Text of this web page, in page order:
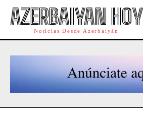
AZERBAIYAN HOY
Noticias Desde Azerbaiyán